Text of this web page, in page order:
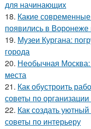
для начинающих
18. Какие
появились в
19. Музеи Кургана:
города
20. Необычная Москва:
места
21. Как обустроить
советы по
22. Как создать
советы по интерьеру